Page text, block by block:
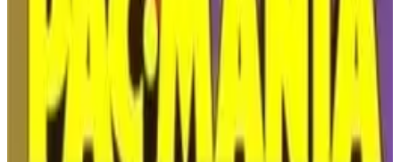
🔗Código para Incrustar
Obtén el código para incrustar este juego y mostrarlo en tu sitio